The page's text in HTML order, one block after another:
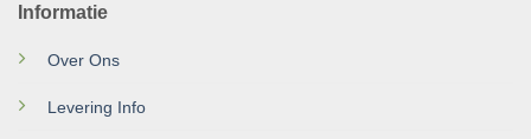
Informatie
Over Ons
Levering Info